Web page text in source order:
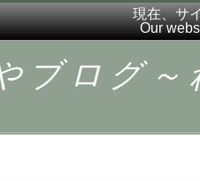
現在、サ
Our
ブログ